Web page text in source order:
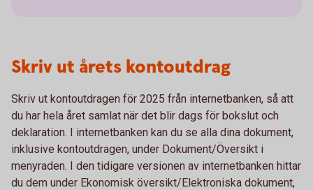
Skriv ut årets kontoutdrag
Skriv ut kontoutdragen för 2025 från internetbanken, så att
du har hela året samlat när det blir dags för bokslut och
deklaration. I internetbanken kan du se alla dina dokument,
inklusive kontoutdragen, under Dokument/Översikt i
menyraden. I den tidigare versionen av internetbanken hittar
du dem under Ekonomisk översikt/Elektroniska dokument,